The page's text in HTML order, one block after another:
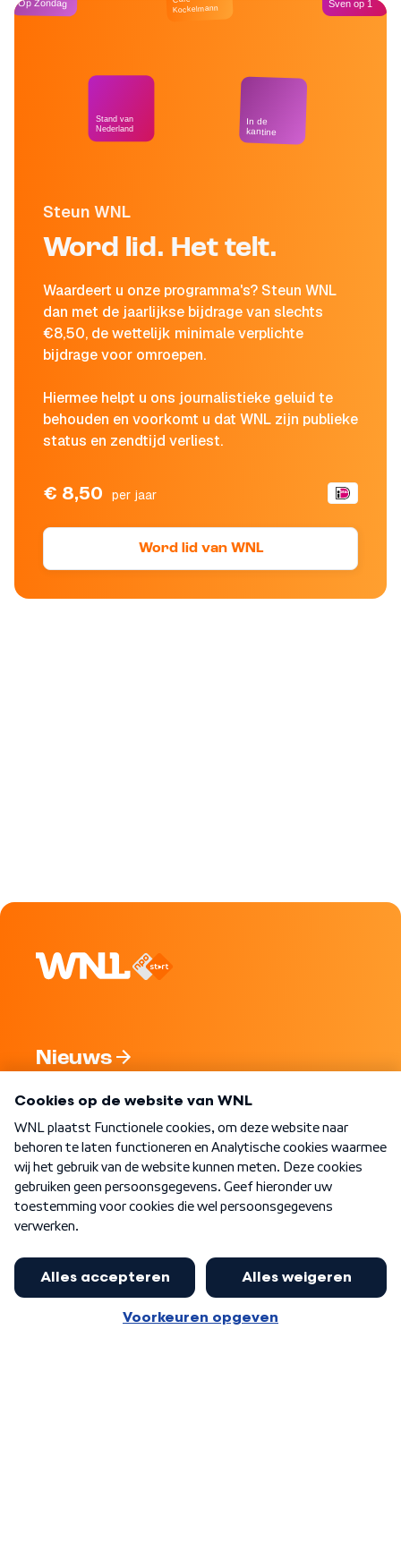
Steun WNL
Word lid. Het telt.
Waardeert u onze programma's? Steun WNL
dan met de jaarlijkse bijdrage van slechts
€8,50, de wettelijk minimale verplichte
bijdrage voor omroepen.
Hiermee helpt u ons journalistieke geluid te
behouden en voorkomt u dat WNL zijn publieke
status en zendtijd verliest.
€ 8,50 per jaar
Word lid van WNL
Op Zondag
Stand van
Nederland
Kockelmann
In de
kantine
Sven op 1
Nieuws
Nieuwsbrief
Word Lid